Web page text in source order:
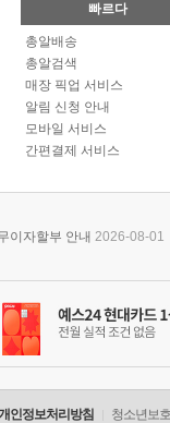
빠르다
총알배송
총알검색
매장 픽업 서비스
알림 신청 안내
모바일 서비스
간편결제 서비스
이자할부 안내 2026-08-01
인정보처리방침 청소년보